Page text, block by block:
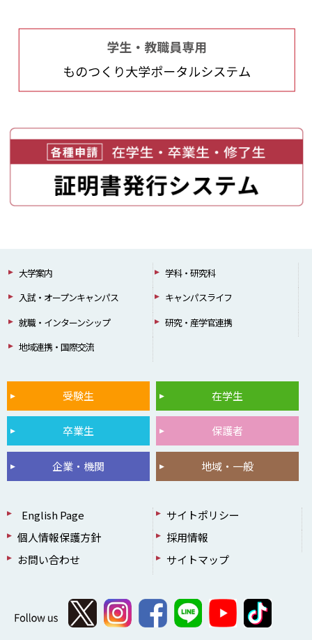
大学案内
学科・研究科
入試・オープンキャンパス
キャンパスライフ
就職・インターンシップ
研究・産学官連携
地域連携・国際交流
受験生 在学生
卒業生 保護者
企業・機関 地域・一般
English Page
サイトポリシー
個人情報保護方針
採用情報
お問い合わせ
サイトマップ